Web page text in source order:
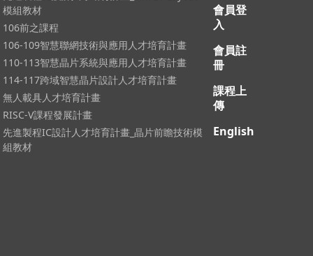
模組教材
106前之課程
106-109智慧聯網技術與應用人才培育計畫
110-113智慧晶片系統與應用人才培育計畫
114-117跨域智慧晶片設計人才培育計畫
無人載具人才培育計畫
RISC-V課程發展計畫
先進製程IC設計人才培育計畫_晶片前瞻技術模
組教材
會員登
入
會員註
冊
課程上
傳
English